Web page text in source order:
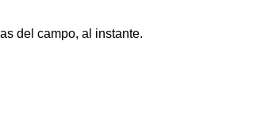
del campo, al instante.